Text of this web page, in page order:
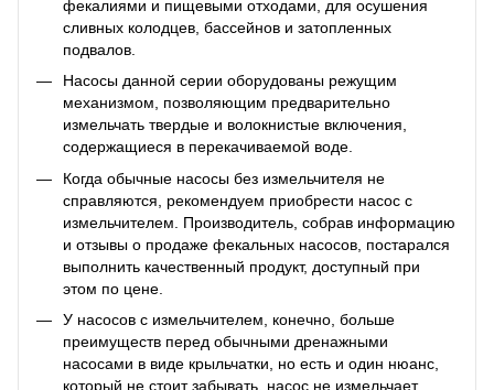
фекалиями и пищевыми отходами, для осушения
сливных колодцев, бассейнов и затопленных
подвалов.
Насосы данной серии оборудованы режущим
механизмом, позволяющим предварительно
измельчать твердые и волокнистые включения,
содержащиеся в перекачиваемой воде.
Когда обычные насосы без измельчителя не
справляются, рекомендуем приобрести насос с
измельчителем. Производитель, собрав информацию
и отзывы о продаже фекальных насосов, постарался
выполнить качественный продукт, доступный при
этом по цене.
У насосов с измельчителем, конечно, больше
преимуществ перед обычными дренажными
насосами в виде крыльчатки, но есть и один нюанс,
который не стоит забывать, насос не измельчает